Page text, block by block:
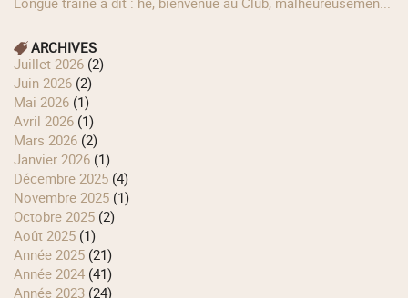
ARCHIVES
juillet 2026 (2)
juin 2026 (2)
mai 2026 (1)
avril 2026 (1)
mars 2026 (2)
janvier 2026 (1)
décembre 2025 (4)
novembre 2025 (1)
octobre 2025 (2)
août 2025 (1)
année 2025 (21)
année 2024 (41)
année 2023 (24)